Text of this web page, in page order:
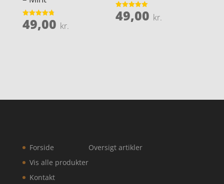
Vurderet
4.8
49,00 kr.
Vurderet
5
49,00 kr.
Forside
Vis alle produkter
Kontakt
Oversigt artikler